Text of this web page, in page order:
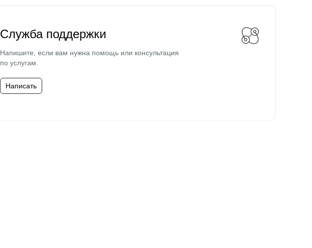
Служба поддержки
Напишите, если вам нужна помощь или консультация
по услугам.
Написать